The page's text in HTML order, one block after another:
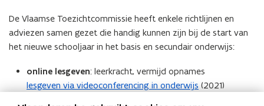
nieuw
schooljaar
De Vlaamse Toezichtcommissie heeft enkele richtlijnen en
adviezen samen gezet die handig kunnen zijn bij de start van
het nieuwe schooljaar in het basis en secundair onderwijs:
online lesgeven: leerkracht, vermijd opnames
lesgeven via videoconferencing in onderwijs (2021)